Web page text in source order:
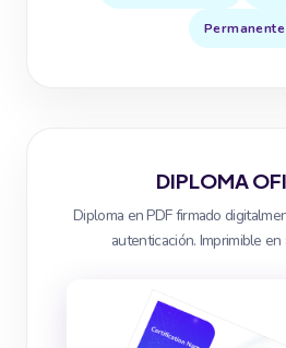
Permanente
DIPLOMA
Diploma en PDF firmado
autenticación. Imprimible